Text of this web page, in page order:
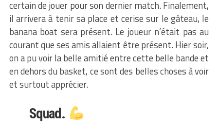
certain de jouer pour son dernier match. Finalement,
il arrivera à tenir sa place et cerise sur le gâteau, le
banana boat sera présent. Le joueur n’était pas au
courant que ses amis allaient être présent. Hier soir,
on a pu voir la belle amitié entre cette belle bande et
en dehors du basket, ce sont des belles choses à voir
et surtout apprécier.
Squad.